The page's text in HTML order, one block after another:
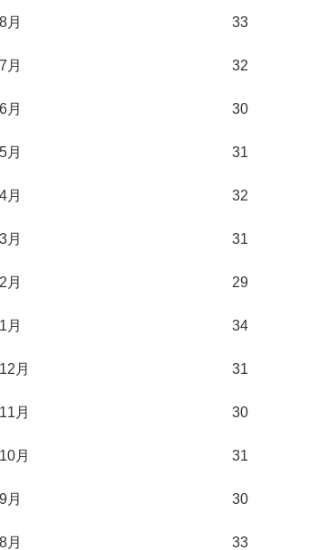
月 33
月 32
月 30
月 31
月 32
月 31
月 29
月 34
月 31
月 30
月 31
月 30
月 33